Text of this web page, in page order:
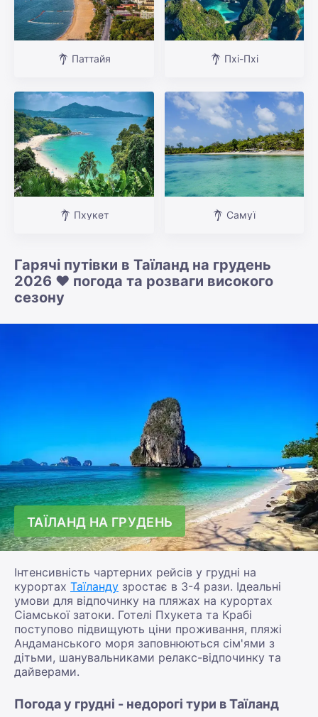
Паттайя Пхі-Пхі
Пхукет Самуї
Гарячі путівки в Таїланд на грудень
2026 ❤️ погода та розваги високого
сезону
ТАЇЛАНД НА ГРУДЕНЬ
Інтенсивність чартерних рейсів у грудні на
курортах Таїланду зростає в 3-4 рази. Ідеальні
умови для відпочинку на пляжах на курортах
Сіамської затоки. Готелі Пхукета та Крабі
поступово підвищують ціни проживання, пляжі
Андаманського моря заповнюються сім'ями з
дітьми, шанувальниками релакс-відпочинку та
дайверами.
Погода у грудні - недорогі тури в Таїланд